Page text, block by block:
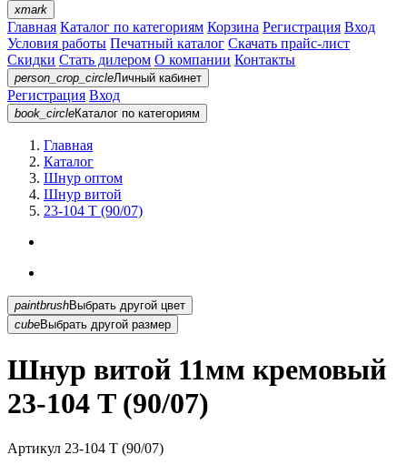
xmark
Главная Каталог по категориям Корзина Регистрация Вход
Условия работы Печатный каталог Скачать прайс-лист
Скидки Стать дилером О компании Контакты
person_crop_circleЛичный кабинет
Регистрация Вход
book_circleКаталог по категориям
Главная
Каталог
Шнур оптом
Шнур витой
23-104 T (90/07)
paintbrush
Выбрать другой цвет
cubeВыбрать другой размер
Шнур витой 11мм кремовый
23-104 T (90/07)
Артикул 23-104 T (90/07)